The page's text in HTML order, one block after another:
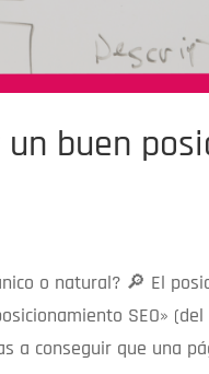
un buen
o natural? 🔎 El
SEO»
a conseguir que una